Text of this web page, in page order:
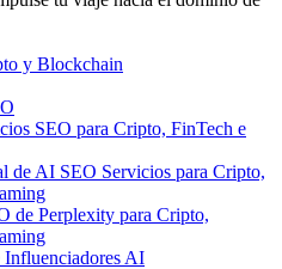
y Blockchain
SEO para Cripto, FinTech e
de AI SEO Servicios para Cripto,
de Perplexity para Cripto,
AI